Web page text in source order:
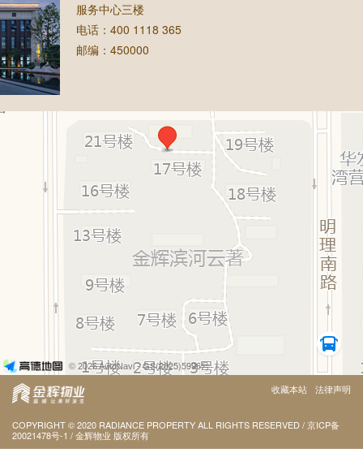
金辉365在线
© 2026 AutoNavi- GS(2025)5996号
服务中心三楼
电话：400 1118 365
邮编：450000
法律声明
收藏本站
COPYRIGHT©2020 RADIANCE PROPERTY ALL RIGHTS RESERVED/京ICP备
20021478号-1 /金辉物业 版权所有